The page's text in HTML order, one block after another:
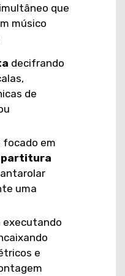
que
músico
decifrando
de
focado em
partitura
uma
executando
e